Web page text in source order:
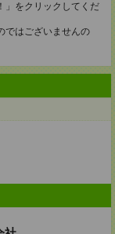
」をクリックしてくだ
ではございませんの